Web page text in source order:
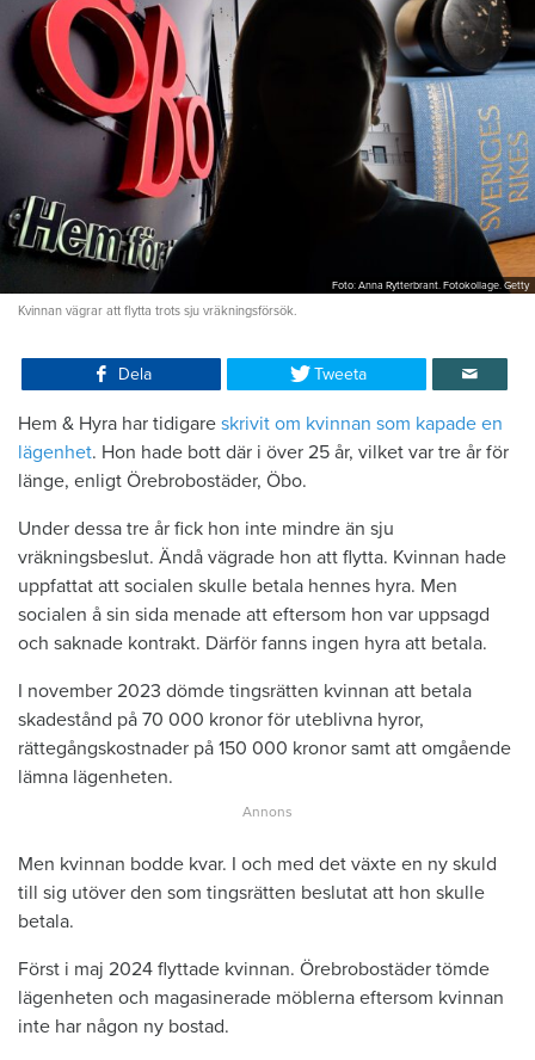
Foto: Anna Rytterbrant. Fotokollage. Getty
Kvinnan vägrar att flytta trots sju vräkningsförsök.
Dela Tweeta
Hem & Hyra har tidigare skrivit om kvinnan som kapade en
lägenhet. Hon hade bott där i över 25 år, vilket var tre år för
länge, enligt Örebrobostäder, Öbo.
Under dessa tre år fick hon inte mindre än sju
vräkningsbeslut. Ändå vägrade hon att flytta. Kvinnan hade
uppfattat att socialen skulle betala hennes hyra. Men
socialen å sin sida menade att eftersom hon var uppsagd
och saknade kontrakt. Därför fanns ingen hyra att betala.
I november 2023 dömde tingsrätten kvinnan att betala
skadestånd på 70 000 kronor för uteblivna hyror,
rättegångskostnader på 150 000 kronor samt att omgående
lämna lägenheten.
Men kvinnan bodde kvar. I och med det växte en ny skuld
till sig utöver den som tingsrätten beslutat att hon skulle
betala.
Först i maj 2024 flyttade kvinnan. Örebrobostäder tömde
lägenheten och magasinerade möblerna eftersom kvinnan
inte har någon ny bostad.